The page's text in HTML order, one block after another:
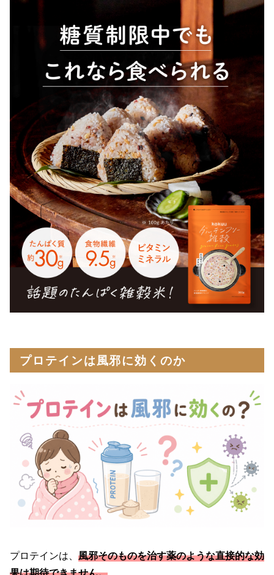
プロテインは風邪に効くのか
プロテインは、 風邪そのものを治す薬のような直接的な効
果は期待できません。